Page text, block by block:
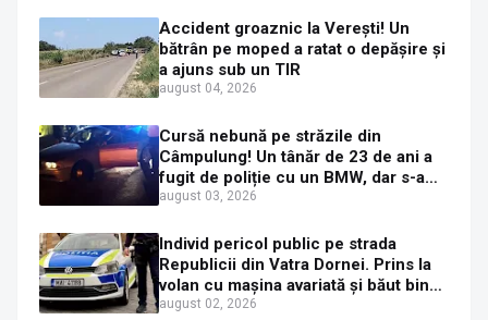
Accident groaznic la Verești! Un
bătrân pe moped a ratat o depășire și
a ajuns sub un TIR
august 04, 2026
Cursă nebună pe străzile din
Câmpulung! Un tânăr de 23 de ani a
fugit de poliție cu un BMW, dar s-a
oprit într-un gard de pe strada
august 03, 2026
Individ pericol public pe strada
Republicii din Vatra Dornei. Prins la
volan cu mașina avariată și băut bine,
în plină zi
august 02, 2026